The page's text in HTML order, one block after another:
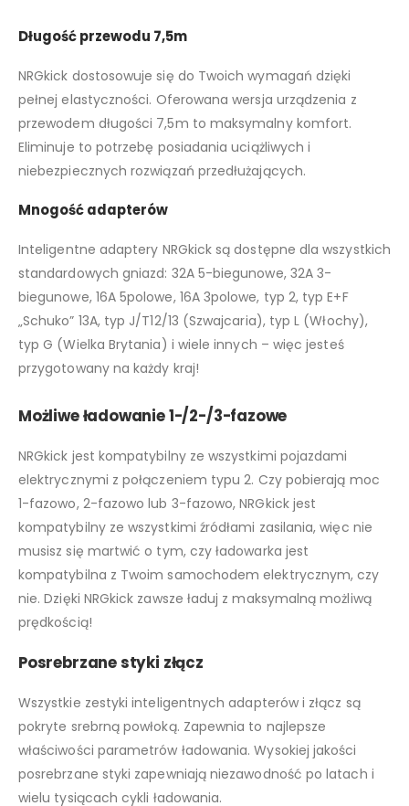
Długość przewodu 7,5m
NRGkick dostosowuje się do Twoich wymagań dzięki
pełnej elastyczności. Oferowana wersja urządzenia z
przewodem długości 7,5m to maksymalny komfort.
Eliminuje to potrzebę posiadania uciążliwych i
niebezpiecznych rozwiązań przedłużających.
Mnogość adapterów
Inteligentne adaptery NRGkick są dostępne dla wszystkich
standardowych gniazd: 32A 5-biegunowe, 32A 3-
biegunowe, 16A 5polowe, 16A 3polowe, typ 2, typ E+F
„Schuko” 13A, typ J/T12/13 (Szwajcaria), typ L (Włochy),
typ G (Wielka Brytania) i wiele innych – więc jesteś
przygotowany na każdy kraj!
Możliwe ładowanie 1-/2-/3-fazowe
NRGkick jest kompatybilny ze wszystkimi pojazdami
elektrycznymi z połączeniem typu 2. Czy pobierają moc
1-fazowo, 2-fazowo lub 3-fazowo, NRGkick jest
kompatybilny ze wszystkimi źródłami zasilania, więc nie
musisz się martwić o tym, czy ładowarka jest
kompatybilna z Twoim samochodem elektrycznym, czy
nie. Dzięki NRGkick zawsze ładuj z maksymalną możliwą
prędkością!
Posrebrzane styki złącz
Wszystkie zestyki inteligentnych adapterów i złącz są
pokryte srebrną powłoką. Zapewnia to najlepsze
właściwości parametrów ładowania. Wysokiej jakości
posrebrzane styki zapewniają niezawodność po latach i
wielu tysiącach cykli ładowania.